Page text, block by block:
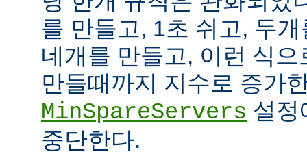
를 만들고, 1초 쉬고, 두
네개를 만들고, 이런 식
만들때까지 지수로 증가
MinSpareServers 설정
중단한다.